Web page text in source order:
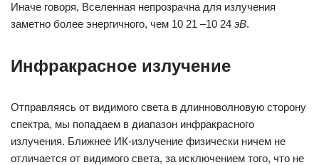
Иначе говоря, Вселенная непрозрачна для излучения
заметно более энергичного, чем 10 21 –10 24 эВ.
Инфракрасное излучение
Отправляясь от видимого света в длинноволновую сторону
спектра, мы попадаем в диапазон инфракрасного
излучения. Ближнее ИК-излучение физически ничем не
отличается от видимого света, за исключением того, что не